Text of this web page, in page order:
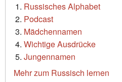
Russisches Alphabet
Podcast
Mädchennamen
Wichtige Ausdrücke
Jungennamen
Mehr zum Russisch lernen